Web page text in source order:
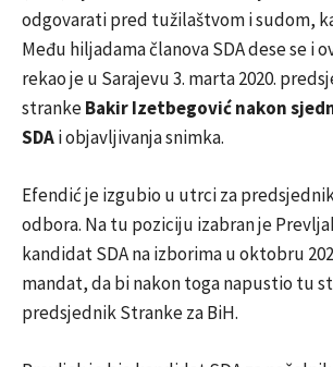
odgovarati pred tužilaštvom i sudom,
Među hiljadama članova SDA dese se i
rekao je u Sarajevu 3. marta 2020.
strankeBakir Izetbegović nakon
SDAi objavljivanja snimka.
Efendić je izgubio u utrci za
odbora. Na tu poziciju izabran je
kandidat SDA na izborima u oktobru
mandat, da bi nakon toga napustio tu
predsjednik Stranke za BiH.